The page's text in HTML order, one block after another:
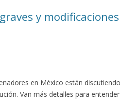
y modificaciones
en México están discutiendo
Van más detalles para entender